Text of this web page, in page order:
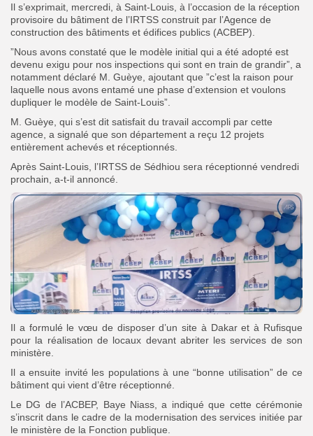
Il s’exprimait, mercredi, à Saint-Louis, à l’occasion de la réception
provisoire du bâtiment de l’IRTSS construit par l’Agence de
construction des bâtiments et édifices publics (ACBEP).
”Nous avons constaté que le modèle initial qui a été adopté est
devenu exigu pour nos inspections qui sont en train de grandir”, a
notamment déclaré M. Guèye, ajoutant que ”c’est la raison pour
laquelle nous avons entamé une phase d’extension et voulons
dupliquer le modèle de Saint-Louis”.
M. Guèye, qui s’est dit satisfait du travail accompli par cette
agence, a signalé que son département a reçu 12 projets
entièrement achevés et réceptionnés.
Après Saint-Louis, l’IRTSS de Sédhiou sera réceptionné vendredi
prochain, a-t-il annoncé.
Il a formulé le vœu de disposer d’un site à Dakar et à Rufisque
pour la réalisation de locaux devant abriter les services de son
ministère.
Il a ensuite invité les populations à une “bonne utilisation” de ce
bâtiment qui vient d’être réceptionné.
Le DG de l’ACBEP, Baye Niass, a indiqué que cette cérémonie
s’inscrit dans le cadre de la modernisation des services initiée par
le ministère de la Fonction publique.